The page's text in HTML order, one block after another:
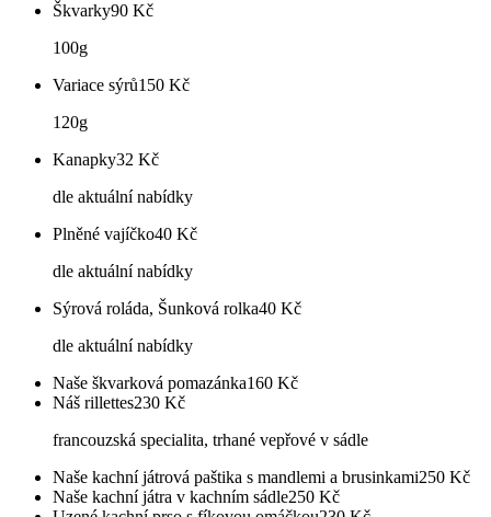
Škvarky90 Kč
100g
Variace sýrů150 Kč
120g
Kanapky32 Kč
dle aktuální nabídky
Plněné vajíčko40 Kč
dle aktuální nabídky
Sýrová roláda, Šunková rolka40 Kč
dle aktuální nabídky
Naše škvarková pomazánka160 Kč
Náš rillettes230 Kč
francouzská specialita, trhané vepřové v sádle
Naše kachní játrová paštika s mandlemi a brusinkami250 Kč
Naše kachní játra v kachním sádle250 Kč